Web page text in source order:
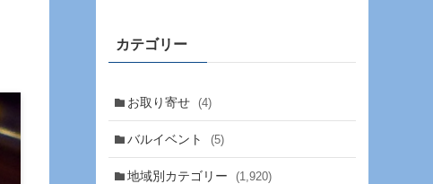
カテゴリー
お取り寄せ (4)
バルイベント (5)
地域別カテゴリー (1,920)